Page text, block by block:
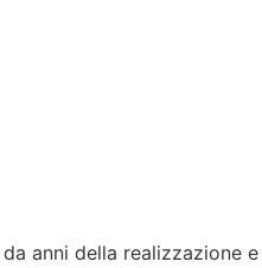
anni della realizzazione